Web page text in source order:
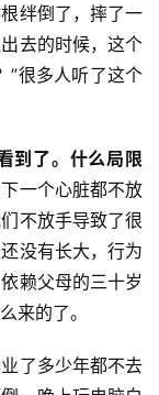
绊倒了，摔了一
去的时候，这个
”很多人听了这个
了。什么局限
一个心脏都不放
不放手导致了很
没有长大，行为
赖父母的三十岁
来的了。
了多少年都不去